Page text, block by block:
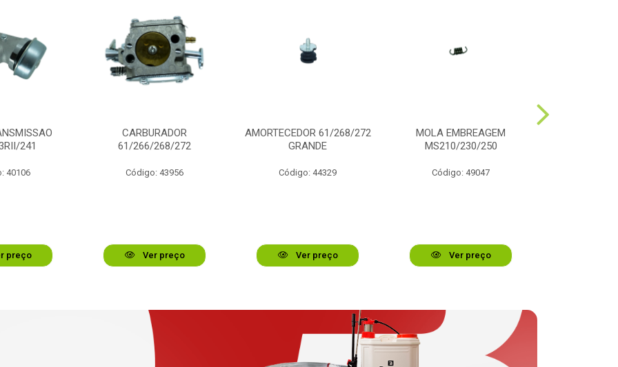
241
40106
preço
CARBURADOR
61/266/268/272
Código: 43956
Ver preço
AMORTECEDOR 61/268/272
GRANDE
Código: 44329
Ver preço
MOLA EMBREAGEM
MS210/230/250
Código: 49047
Ver preço